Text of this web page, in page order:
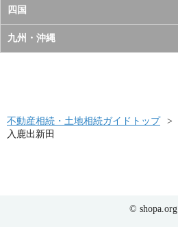
山形県
福島県
茨城県
栃木県
富山県
石川県
三重県
静岡県
京都府
兵庫県
和歌山県
鳥取県
島根県
山口県
四国
徳島県
高知県
九州・沖縄
長崎県
不動産相続・土地相続ガイドトップ
入鹿出新田
© shopa.org